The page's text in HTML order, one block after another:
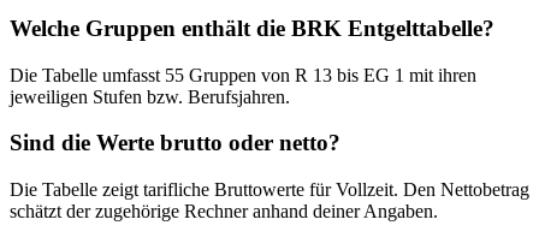
Welche Gruppen enthält die BRK Entgelttabelle?
Die Tabelle umfasst 55 Gruppen von R 13 bis EG 1 mit ihren
jeweiligen Stufen bzw. Berufsjahren.
Sind die Werte brutto oder netto?
Die Tabelle zeigt tarifliche Bruttowerte für Vollzeit. Den Nettobetrag
schätzt der zugehörige Rechner anhand deiner Angaben.